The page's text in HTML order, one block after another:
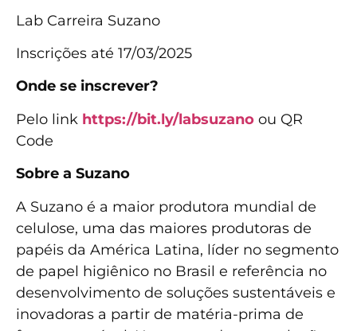
Lab Carreira Suzano
Inscrições até 17/03/2025
Onde se inscrever?
Pelo link https://bit.ly/labsuzano ou QR
Code
Sobre a Suzano
A Suzano é a maior produtora mundial de
celulose, uma das maiores produtoras de
papéis da América Latina, líder no segmento
de papel higiênico no Brasil e referência no
desenvolvimento de soluções sustentáveis e
inovadoras a partir de matéria-prima de